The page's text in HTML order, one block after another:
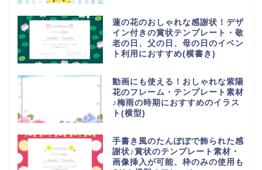
蓮の花のおしゃれな感謝状！デザ
イン付きの賞状テンプレート・敬
老の日、父の日、母の日のイベン
ト利用におすすめ(横書き)
動画にも使える！おしゃれな紫陽
花のフレーム・テンプレート素材
♪梅雨の時期におすすめのイラス
ト(横型)
手書き風のたんぽぽで飾られた感
謝状♪賞状のテンプレート素材・
画像挿入が可能、枠のみの使用も